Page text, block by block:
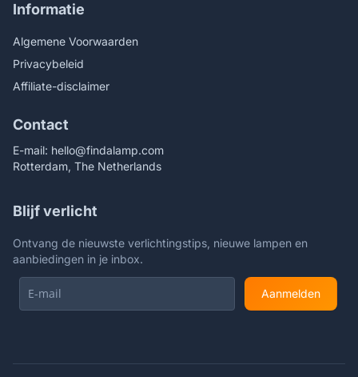
Informatie
Algemene Voorwaarden
Privacybeleid
Affiliate-disclaimer
Contact
E-mail: hello@findalamp.com
Rotterdam, The Netherlands
Blijf verlicht
Ontvang de nieuwste verlichtingstips, nieuwe lampen en
aanbiedingen in je inbox.
Aanmelden